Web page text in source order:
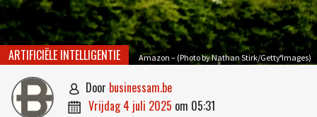
Amazon – (Photo by Nathan Stirk/Getty Images)
ARTIFICIËLE INTELLIGENTIE
 door businessam.be
 vrijdag 4 juli 2025 om 05:31